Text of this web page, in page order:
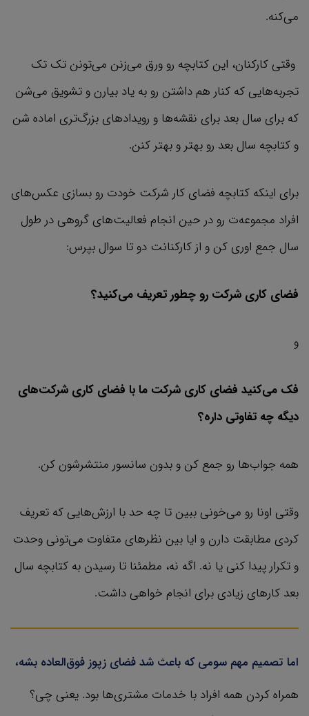
می‌کنه.
وقتی کارکنان، این کتابچه رو ورق می‌زنن می‌تونن تک تک
تجربه‌هایی که کنار هم داشتن رو به یاد بیارن و تشویق می‌شن
که برای سال بعد برای نقشه‌ها و رویدادهای بزرگ‌تری اماده شن
و کتابچه سال بعد رو بهتر و بهتر کنن.
برای اینکه کتابچه فضای کار شرکت خودت رو بسازی عکس‌های
افراد مجموعه‌ت رو در حین انجام فعالیت‌های گروهی در طول
سال جمع اوری کن و از کارکنانت دو تا سوال بپرس:
فضای کاری شرکت رو چطور تعریف می‌کنید؟
و
فک می‌کنید فضای کاری شرکت ما با فضای کاری شرکت‌های
دیگه چه تفاوتی داره؟
همه جواب‌ها رو جمع کن و بدون سانسور منتشرشون کن.
وقتی اونا رو می‌خونی ببین تا چه حد با ارزش‌هایی که تعریف
کردی مطابقت دارن و ایا بین نظرهای متفاوت می‌تونی وحدت
و تکرار پیدا کنی یا نه. اگه نه، مطمئنا تا رسیدن به کتابچه سال
بعد کارهای زیادی برای انجام خواهی داشت.
اما تصمیم مهم سومی که باعث شد فضای زپوز فوق‌العاده بشه،
همراه کردن همه افراد با خدمات مشتری‌ها بود. یعنی چی؟